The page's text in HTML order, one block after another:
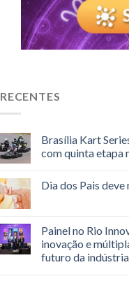
RECENTES
Brasília Kart
com quinta etapa
Dia dos Pais
Painel no Rio
inovação e
futuro da